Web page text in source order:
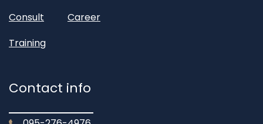
Consult
Career
Training
Contact info